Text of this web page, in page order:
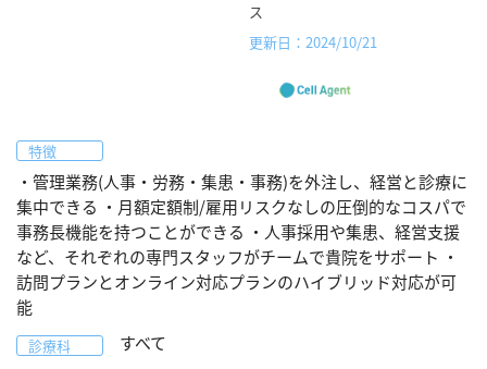
ス
更新日：2024/10/21
特徴
・管理業務(人事・労務・集患・事務)を外注し、経営と診療に
集中できる ・月額定額制/雇用リスクなしの圧倒的なコスパで
事務長機能を持つことができる ・人事採用や集患、経営支援
など、それぞれの専門スタッフがチームで貴院をサポート ・
訪問プランとオンライン対応プランのハイブリッド対応が可
能
診療科 すべて